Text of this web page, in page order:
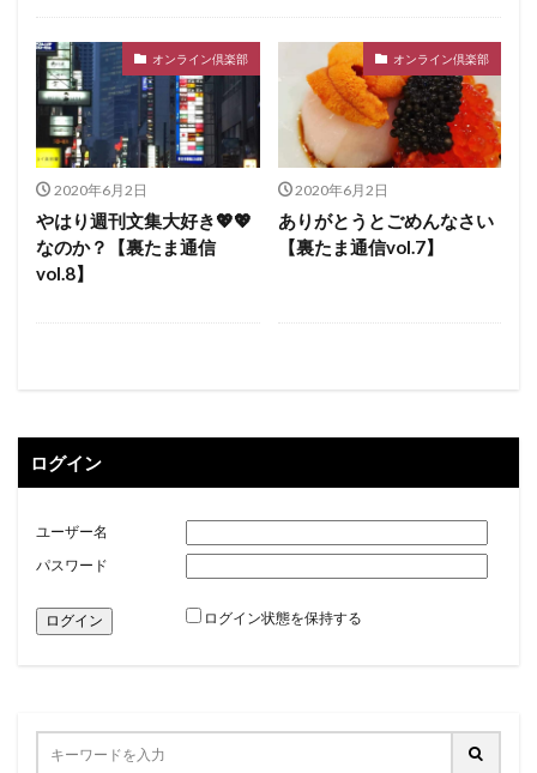
オンライン倶楽部
オンライン倶楽部
2020年6月2日
やはり週刊文集大好き💖💖
なのか？【裏たま通信
vol.8】
オンライン倶楽部
2020年6月2日
ありがとうとごめんなさい
【裏たま通信vol.7】
ログイン
ユーザー名
パスワード
ログイン状態を保持する